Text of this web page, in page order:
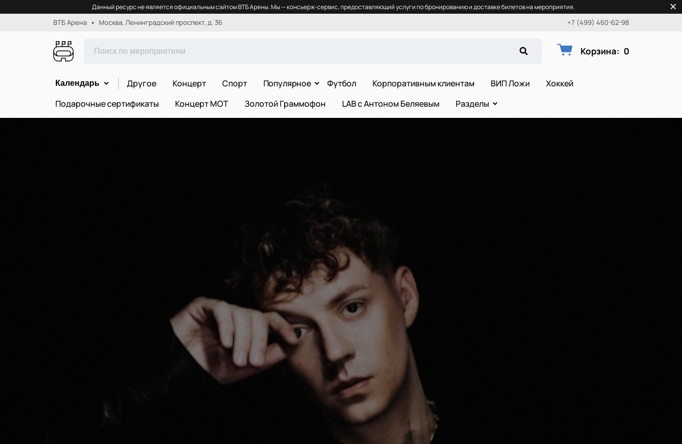
Данный ресурс не является официальным сайтом ВТБ Арены. Мы — консьерж-сервис, предоставляющий услуги по бронированию и доставке билетов на мероприятия.
ВТБ Арена Москва, Ленинградский проспект, д. 36 +7 (499) 460-62-98
Корзина: 0
Календарь Другое Концерт Спорт Популярное Футбол Корпоративным клиентам ВИП Ложи
Хоккей
Подарочные сертификаты
Концерт МОТ Золотой Граммофон LAB с Антоном Беляевым Разделы